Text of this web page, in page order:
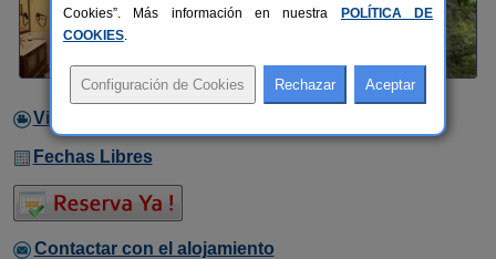
Video
Fechas Libres
Contactar con el alojamiento
Cookies”. Más información en nuestra
POLÍTICA DE
COOKIES.